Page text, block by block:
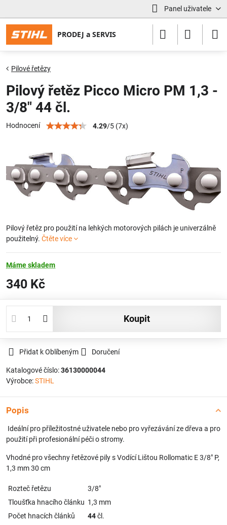
Panel uživatele
Pilové řetězy
Pilový řetěz Picco Micro PM 1,3 -
3/8" 44 čl.
Hodnocení 4.29/5 (7x)
Pilový řetěz pro použití na lehkých motorových pilách je univerzálně
použitelný. Čtěte více
Máme skladem
340 Kč
koupit
Přidat k Oblíbeným Doručení
Katalogové číslo:36130000044
Výrobce:STIHL
Popis
Ideální pro příležitostné uživatele nebo pro vyřezávání ze dřeva a pro
použití při profesionální péči o stromy.
Vhodné pro všechny řetězové pily s Vodící Lištou Rollomatic E 3/8" P,
1,3 mm 30 cm
Rozteč řetězu
3/8"
Tloušťka hnacího článku 1,3 mm
Počet hnacích článků
44čl.